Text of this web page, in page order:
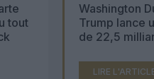
tout
Washington
Trump lance
de 22,5
LIRE